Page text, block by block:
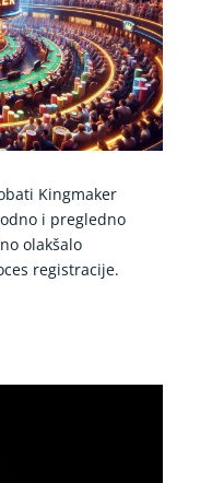
Kingmaker
i pregledno
olakšalo
registracije.